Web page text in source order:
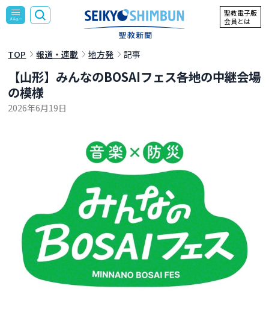
聖教電子版
会員とは
TOP 報道・連載 地方発 記事
【山形】みんなのBOSAIフェス――各地の中継会場
の模様
2026年6月19日